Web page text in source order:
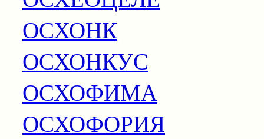
ОСХОНК
ОСХОНКУС
ОСХОФИМА
ОСХОФОРИЯ